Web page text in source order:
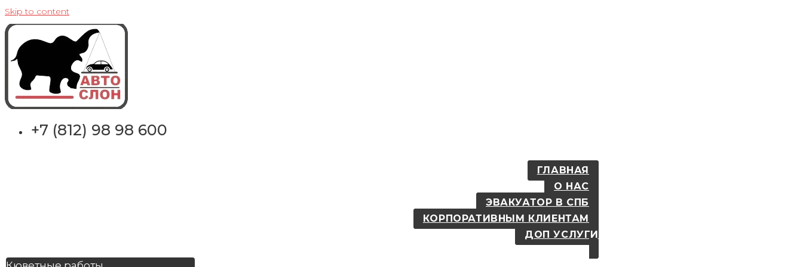
Skip to content
+7 (812) 98 98 600
ГЛАВНАЯ
О НАС
ЭВАКУАТОР В СПБ
КОРПОРАТИВНЫМ КЛИЕНТАМ
ДОП УСЛУГИ